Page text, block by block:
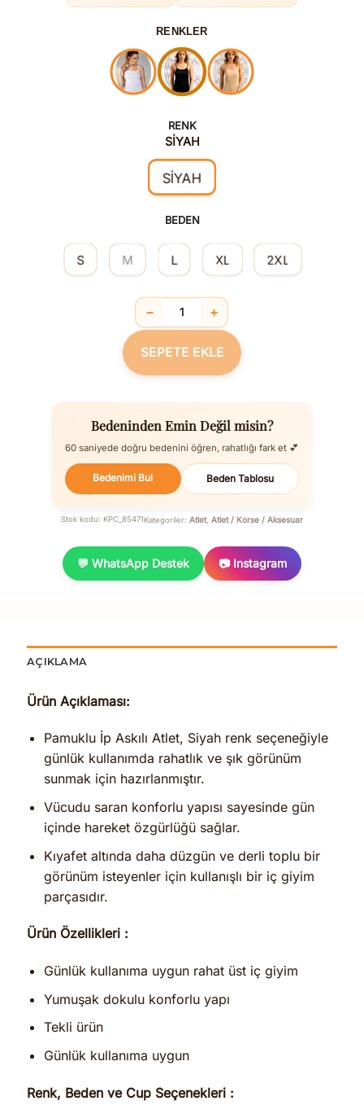
RENKLER
RENK
SİYAH
SİYAH
BEDEN
S M L XL 2XL
Pamuklu İp Askılı Atlet Siyah adet
− +
SEPETE EKLE
Bedeninden Emin Değil misin?
60 saniyede doğru bedenini öğren, rahatlığı fark et 💕
Bedenimi Bul Beden Tablosu
Stok kodu: KPC_85471Kategoriler: Atlet, Atlet / Korse / Aksesuar
💬 WhatsApp Destek 📷 Instagram
AÇIKLAMA
Ürün Açıklaması:
Pamuklu İp Askılı Atlet, Siyah renk seçeneğiyle
günlük kullanımda rahatlık ve şık görünüm
sunmak için hazırlanmıştır.
Vücudu saran konforlu yapısı sayesinde gün
içinde hareket özgürlüğü sağlar.
Kıyafet altında daha düzgün ve derli toplu bir
görünüm isteyenler için kullanışlı bir iç giyim
parçasıdır.
Ürün Özellikleri :
Günlük kullanıma uygun rahat üst iç giyim
Yumuşak dokulu konforlu yapı
Tekli ürün
Günlük kullanıma uygun
Renk, Beden ve Cup Seçenekleri :